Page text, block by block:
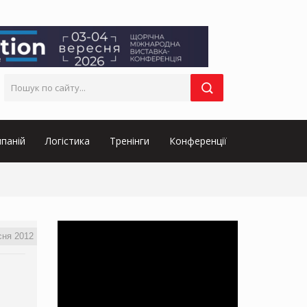
Логістика Тренінги Конференції
2012